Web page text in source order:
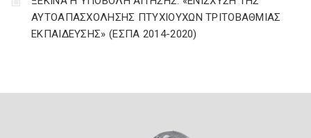
ΑΥΤΟΑΠΑΣΧΟΛΗΣΗΣ ΠΤΥΧΙΟΥΧΩΝ ΤΡΙΤΟΒΑΘΜΙΑΣ
ΕΚΠΑΙΔΕΥΣΗΣ» (ΕΣΠΑ 2014-2020)